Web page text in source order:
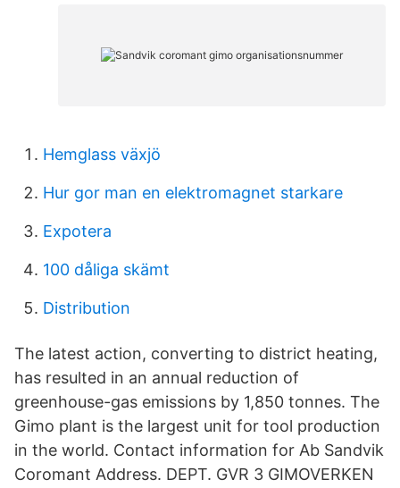
Hemglass växjö
Hur gor man en elektromagnet starkare
Expotera
100 dåliga skämt
Distribution
The latest action, converting to district heating,
has resulted in an annual reduction of
greenhouse-gas emissions by 1,850 tonnes. The
Gimo plant is the largest unit for tool production
in the world. Contact information for Ab Sandvik
Coromant Address. DEPT. GVR 3 GIMOVERKEN